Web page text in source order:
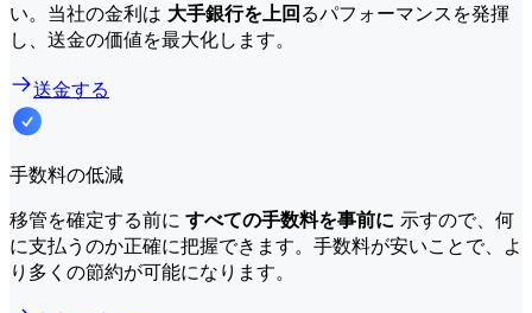
い。当社の金利は 大手銀行を上回るパフォーマンスを発揮
し、送金の価値を最大化します。
送金する
手数料の低減
移管を確定する前に すべての手数料を事前に 示すので、何
に支払うのか正確に把握できます。手数料が安いことで、よ
り多くの節約が可能になります。